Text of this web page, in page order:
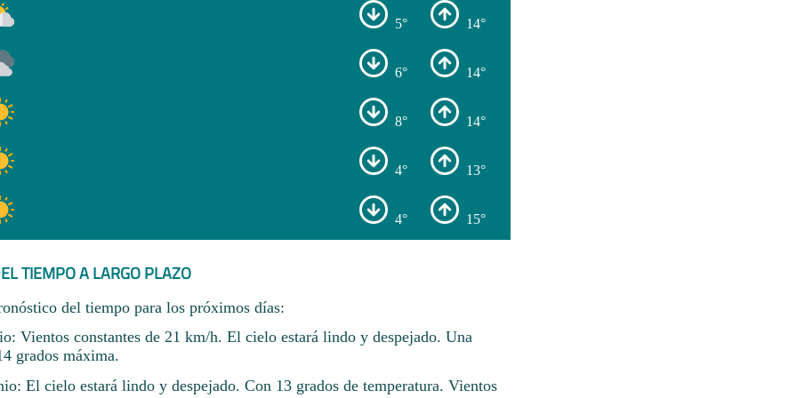
5° 14°
6° 14°
8° 14°
4° 13°
4° 15°
TIEMPO A LARGO PLAZO
del tiempo para los próximos días:
Vientos constantes de 21 km/h. El cielo estará lindo y despejado. Una
grados máxima.
El cielo estará lindo y despejado. Con 13 grados de temperatura. Vientos